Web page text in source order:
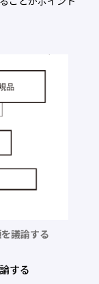
議論する
する